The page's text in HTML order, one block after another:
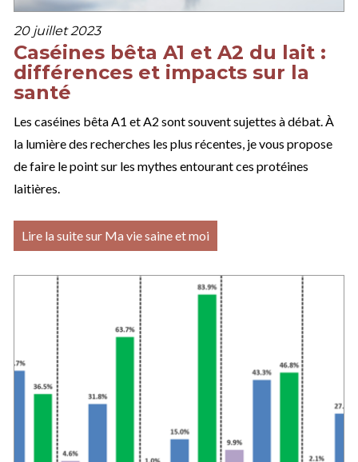
20 juillet 2023
Caséines bêta A1 et A2 du lait :
différences et impacts sur la
santé
Les caséines bêta A1 et A2 sont souvent sujettes à débat. À
la lumière des recherches les plus récentes, je vous propose
de faire le point sur les mythes entourant ces protéines
laitières.
Lire la suite sur Ma vie saine et moi